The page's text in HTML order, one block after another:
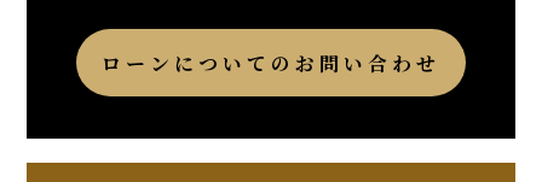
ローンについてのお問い合わせ